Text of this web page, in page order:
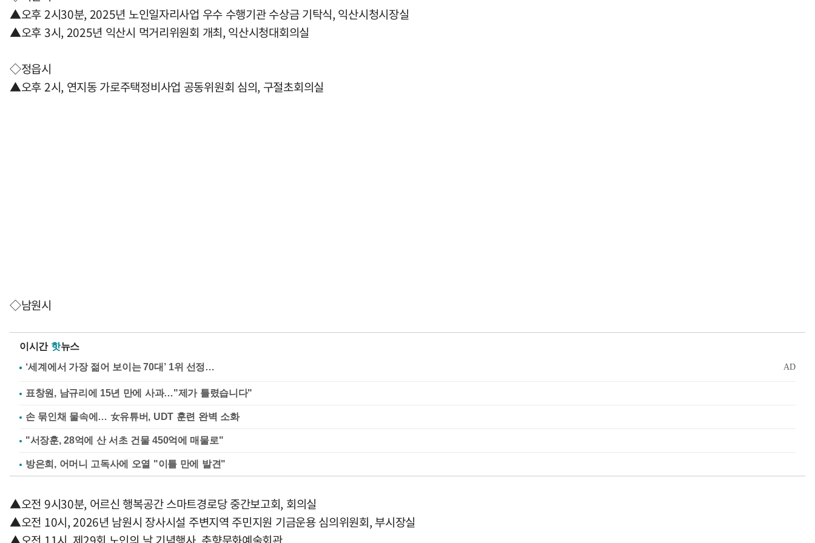
▲오후 2시30분, 2025년 노인일자리사업 우수 수행기관 수상금 기탁식, 익산시청시장실
▲오후 3시, 2025년 익산시 먹거리위원회 개최, 익산시청대회의실
◇정읍시
▲오후 2시, 연지동 가로주택정비사업 공동위원회 심의, 구절초회의실
◇남원시
이시간 핫뉴스
표창원, 남규리에 15년 만에 사과…"제가 틀렸습니다"
손 묶인채 물속에… 女유튜버, UDT 훈련 완벽 소화
"서장훈, 28억에 산 서초 건물 450억에 매물로"
방은희, 어머니 고독사에 오열 "이틀 만에 발견"
▲오전 9시30분, 어르신 행복공간 스마트경로당 중간보고회, 회의실
▲오전 10시, 2026년 남원시 장사시설 주변지역 주민지원 기금운용 심의위원회, 부시장실